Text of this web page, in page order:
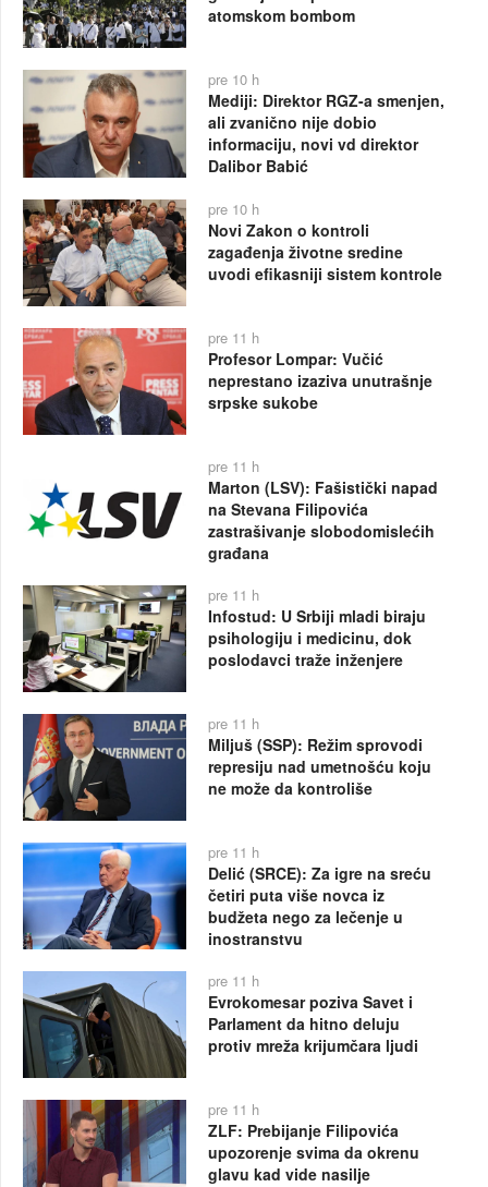
atomskom bombom
pre 10 h
Mediji: Direktor RGZ-a smenjen,
ali zvanično nije dobio
informaciju, novi vd direktor
Dalibor Babić
pre 10 h
Novi Zakon o kontroli
zagađenja životne sredine
uvodi efikasniji sistem kontrole
pre 11 h
Profesor Lompar: Vučić
neprestano izaziva unutrašnje
srpske sukobe
pre 11 h
Marton (LSV): Fašistički napad
na Stevana Filipovića
zastrašivanje slobodomislećih
građana
pre 11 h
Infostud: U Srbiji mladi biraju
psihologiju i medicinu, dok
poslodavci traže inženjere
pre 11 h
Miljuš (SSP): Režim sprovodi
represiju nad umetnošću koju
ne može da kontroliše
pre 11 h
Delić (SRCE): Za igre na sreću
četiri puta više novca iz
budžeta nego za lečenje u
inostranstvu
pre 11 h
Evrokomesar poziva Savet i
Parlament da hitno deluju
protiv mreža krijumčara ljudi
pre 11 h
ZLF: Prebijanje Filipovića
upozorenje svima da okrenu
glavu kad vide nasilje